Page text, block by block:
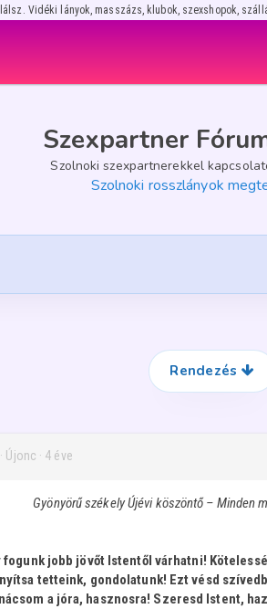
Vidéki lányok, masszázs, klubok, szexshopok,
Szexpartner
Szolnoki szexpartnerekkel
Szolnoki rosszlányok
Rendezés
· Újonc · 4 éve
Gyönyörű székely Újévi köszöntő – Minden
jobb jövőt Istentől várhatni!
tetteink, gondolatunk! Ezt vésd
a jóra, hasznosra! Szeresd Istent,